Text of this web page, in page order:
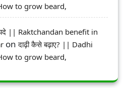
to grow beard,
|| Raktchandan benefit in
onदाढ़ी कैसे बढ़ाए? || Dadhi
to grow beard,